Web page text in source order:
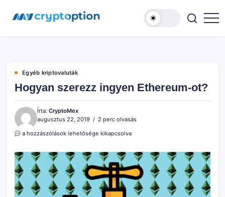
MyCryptOption
Egyéb kriptovaluták
Hogyan szerezz ingyen Ethereum-ot?
Írta: CryptoMex
augusztus 22, 2019
2 perc olvasás
Hogyan
Ethereum-
ot?
bejegyzéshez
a hozzászólások lehetősége kikapcsolva